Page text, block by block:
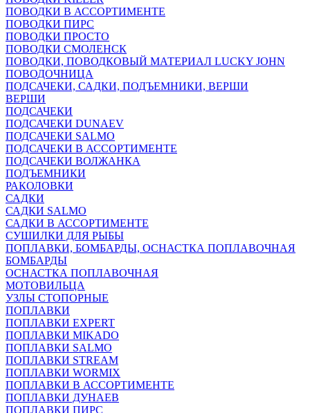
ПОВОДКИ В АССОРТИМЕНТЕ
ПОВОДКИ ПИРС
ПОВОДКИ ПРОСТО
ПОВОДКИ СМОЛЕНСК
ПОВОДКИ, ПОВОДКОВЫЙ МАТЕРИАЛ LUCKY JOHN
ПОВОДОЧНИЦА
ПОДСАЧЕКИ, САДКИ, ПОДЪЕМНИКИ, ВЕРШИ
ВЕРШИ
ПОДСАЧЕКИ
ПОДСАЧЕКИ DUNAEV
ПОДСАЧЕКИ SALMO
ПОДСАЧЕКИ В АССОРТИМЕНТЕ
ПОДСАЧЕКИ ВОЛЖАНКА
ПОДЪЕМНИКИ
РАКОЛОВКИ
САДКИ
САДКИ SALMO
САДКИ В АССОРТИМЕНТЕ
СУШИЛКИ ДЛЯ РЫБЫ
ПОПЛАВКИ, БОМБАРДЫ, ОСНАСТКА ПОПЛАВОЧНАЯ
БОМБАРДЫ
ОСНАСТКА ПОПЛАВОЧНАЯ
МОТОВИЛЬЦА
УЗЛЫ СТОПОРНЫЕ
ПОПЛАВКИ
ПОПЛАВКИ EXPERT
ПОПЛАВКИ MIKADO
ПОПЛАВКИ SALMO
ПОПЛАВКИ STREAM
ПОПЛАВКИ WORMIX
ПОПЛАВКИ В АССОРТИМЕНТЕ
ПОПЛАВКИ ДУНАЕВ
ПОПЛАВКИ ПИРС